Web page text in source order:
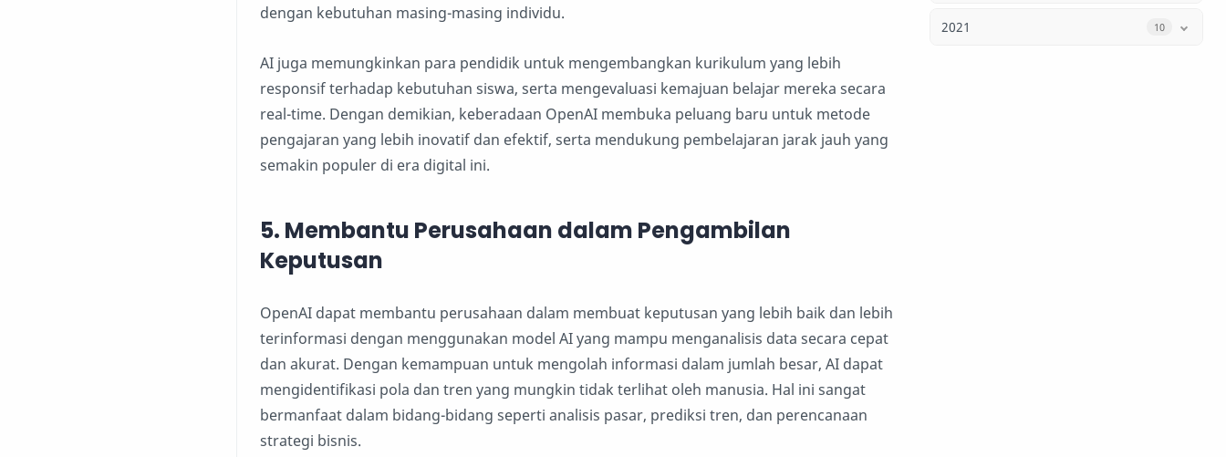
dengan kebutuhan masing-masing individu.
AI juga memungkinkan para pendidik untuk mengembangkan kurikulum yang lebih
responsif terhadap kebutuhan siswa, serta mengevaluasi kemajuan belajar mereka secara
real-time. Dengan demikian, keberadaan OpenAI membuka peluang baru untuk metode
pengajaran yang lebih inovatif dan efektif, serta mendukung pembelajaran jarak jauh yang
semakin populer di era digital ini.
5. Membantu Perusahaan dalam Pengambilan
Keputusan
OpenAI dapat membantu perusahaan dalam membuat keputusan yang lebih baik dan lebih
terinformasi dengan menggunakan model AI yang mampu menganalisis data secara cepat
dan akurat. Dengan kemampuan untuk mengolah informasi dalam jumlah besar, AI dapat
mengidentifikasi pola dan tren yang mungkin tidak terlihat oleh manusia. Hal ini sangat
bermanfaat dalam bidang-bidang seperti analisis pasar, prediksi tren, dan perencanaan
strategi bisnis.
2021 10